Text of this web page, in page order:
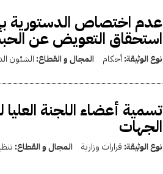
عدم اختصاص الدستورية
استحقاق التعويض عن
نوع الوثيقة:أحكام المجال و القطاع: الشئون
تسمية أعضاء اللجنة
الجهات
نوع الوثيقة: قرارات وزارية المجال و القطاع: